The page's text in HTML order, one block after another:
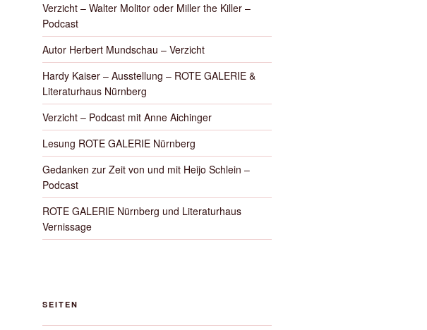
Verzicht – Walter Molitor oder Miller the Killer –
Podcast
Autor Herbert Mundschau – Verzicht
Hardy Kaiser – Ausstellung – ROTE GALERIE &
Literaturhaus Nürnberg
Verzicht – Podcast mit Anne Aichinger
Lesung ROTE GALERIE Nürnberg
Gedanken zur Zeit von und mit Heijo Schlein –
Podcast
ROTE GALERIE Nürnberg und Literaturhaus
Vernissage
SEITEN